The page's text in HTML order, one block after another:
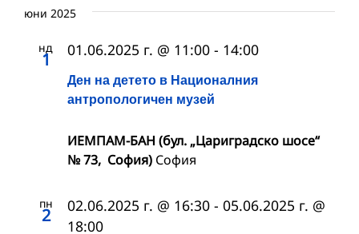
юни 2025
нд
1
Ден на детето в Националния
антропологичен музей
01.06.2025 г. @ 11:00 - 14:00
ИЕМПАМ-БАН (бул. „Цариградско шосе“
№ 73, София) София
пн
2 02.06.2025 г. @ 16:30 - 05.06.2025 г. @
18:00